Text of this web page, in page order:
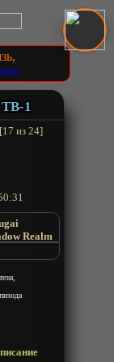
ТВ-1
из 24]
Realm